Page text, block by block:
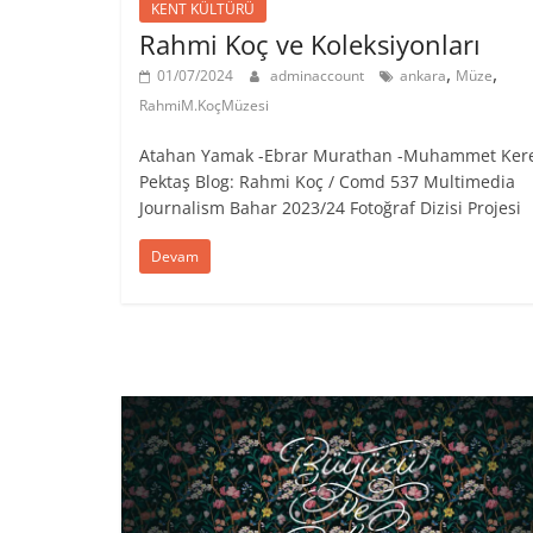
KENT KÜLTÜRÜ
Rahmi Koç ve Koleksiyonları
01/07/2024 adminaccount ankara, Müze,
RahmiM.KoçMüzesi
Atahan Yamak -Ebrar Murathan -Muhammet
Pektaş Blog: Rahmi Koç / Comd 537 Multimedia
Journalism Bahar 2023/24 Fotoğraf Dizisi Projesi
Devam